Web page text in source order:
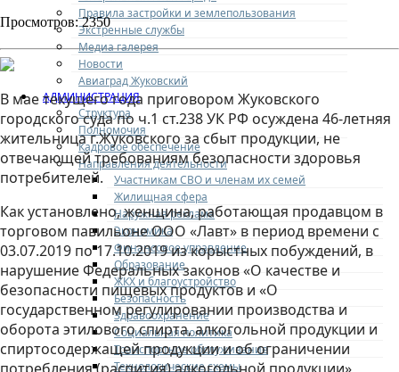
Правила застройки и землепользования
Экстренные службы
Медиа галерея
Новости
Авиаград Жуковский
АДМИНИСТРАЦИЯ
Структура
Полномочия
Кадровое обеспечение
Направления деятельности
Участникам СВО и членам их семей
Жилищная сфера
Наружная реклама
Экономика
Финансовое управление
Образование
ЖКХ и благоустройство
Безопасность
Здравоохранение
Социальная политика
Транспортное обслуживание
Технологические схемы
Просмотров: 2350
В мае текущего года приговором Жуковского
городского суда по ч.1 ст.238 УК РФ осуждена 46-летняя
жительница г.Жуковского за сбыт продукции, не
отвечающей требованиям безопасности здоровья
потребителей.
Как установлено, женщина, работающая продавцом в
торговом павильоне ООО «Лавт» в период времени с
03.07.2019 по 17.10.2019 из корыстных побуждений, в
нарушение Федеральных законов «О качестве и
безопасности пищевых продуктов и «О
государственном регулировании производства и
оборота этилового спирта, алкогольной продукции и
спиртосодержащей продукции и об ограничении